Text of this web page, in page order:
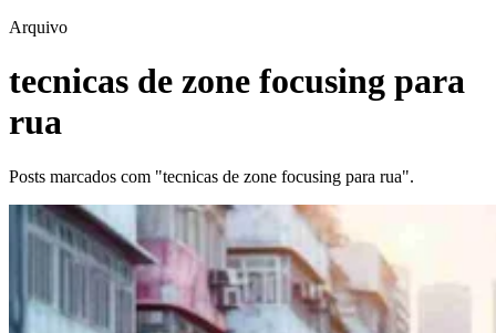
Arquivo
tecnicas de zone focusing para
rua
Posts marcados com "tecnicas de zone focusing para rua".